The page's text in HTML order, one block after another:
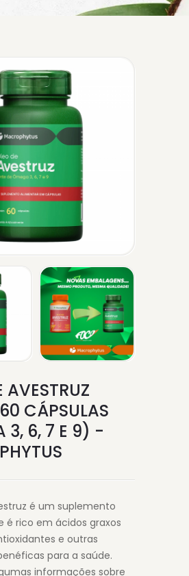
AVESTRUZ
CÁPSULAS
3, 6, 7 E 9) -
é um suplemento
é rico em ácidos graxos
e outras
para a saúde.
informações sobre